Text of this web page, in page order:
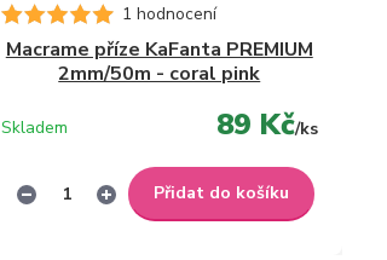
1 hodnocení
Macrame příze KaFanta PREMIUM
2mm/50m - coral pink
89 Kč/ks
Skladem
Přidat do košíku